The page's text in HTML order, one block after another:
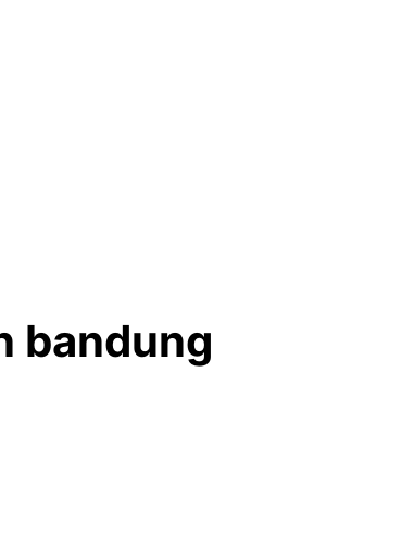
bandung